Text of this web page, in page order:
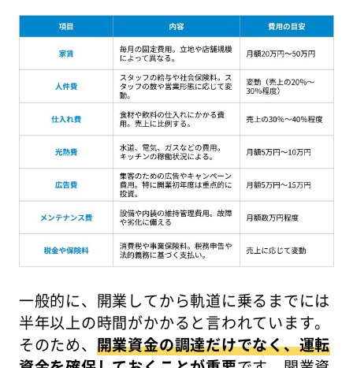
一般的に、開業してから軌道に乗るまでには
半年以上の時間がかかると言われています。
そのため、 開業資金の調達だけでなく、運転